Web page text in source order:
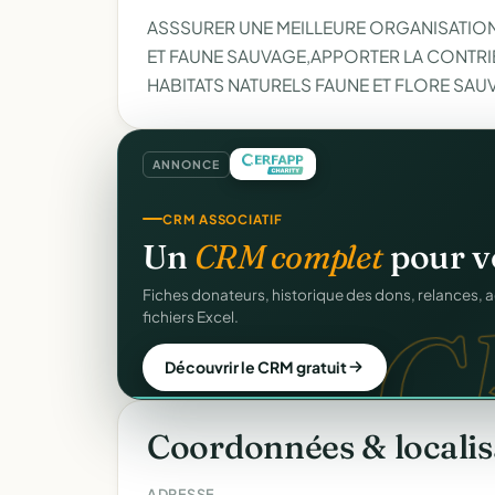
ASSSURER UNE MEILLEURE
ET FAUNE SAUVAGE,APPORTER LA
HABITATS NATURELS FAUNE ET FLORE
ANNONCE
CRM ASSOCIATIF
Un CRM completpour
Fiches donateurs, historique des dons, relances,
fichiers Excel.
Découvrir le CRM gratuit
COLLECTE DE DONS
Collectez des donsen
Campagnes, paiement sécurisé, reçu fiscal
donateur. 100 % gratuit.
Lancer ma collecte
Coordonnées &